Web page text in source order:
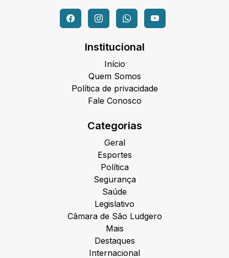
Institucional
Início
Quem Somos
Política de privacidade
Fale Conosco
Categorias
Geral
Esportes
Política
Segurança
Saúde
Legislativo
Câmara de São Ludgero
Mais
Destaques
Internacional